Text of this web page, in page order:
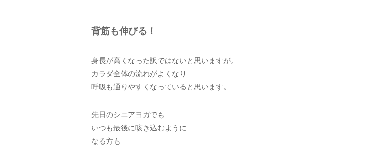
背筋も伸びる！
身長が高くなった訳ではないと思いますが。
カラダ全体の流れがよくなり
呼吸も通りやすくなっていると思います。
先日のシニアヨガでも
いつも最後に咳き込むように
なる方も